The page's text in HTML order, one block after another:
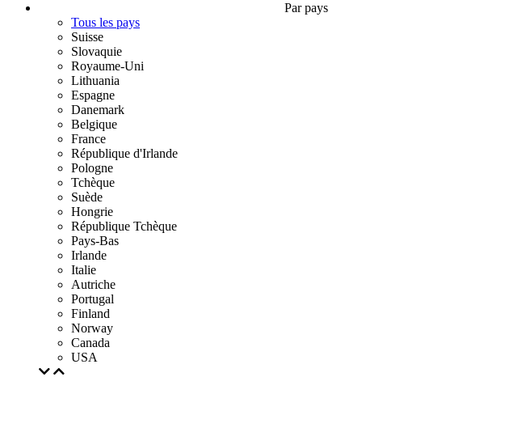
Par pays
Tous les pays
Suisse
Slovaquie
Royaume-Uni
Lithuania
Espagne
Danemark
Belgique
France
République d'Irlande
Pologne
Tchèque
Suède
Hongrie
République Tchèque
Pays-Bas
Irlande
Italie
Autriche
Portugal
Finland
Norway
Canada
USA